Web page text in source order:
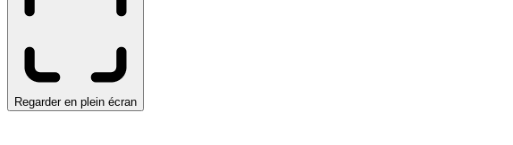
Regarder en plein écran